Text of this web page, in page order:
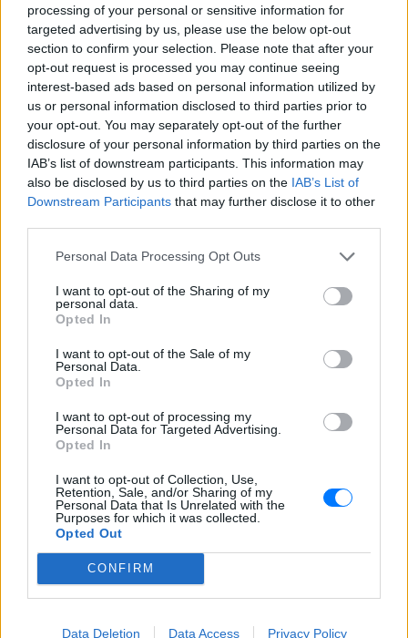
processing of your personal or sensitive information for
targeted advertising by us, please use the below opt-out
section to confirm your selection. Please note that after your
opt-out request is processed you may continue seeing
interest-based ads based on personal information utilized by
us or personal information disclosed to third parties prior to
your opt-out. You may separately opt-out of the further
disclosure of your personal information by third parties on the
IAB’s list of downstream participants. This information may
also be disclosed by us to third parties on the IAB’s List of
Downstream Participants that may further disclose it to other
Personal Data Processing Opt Outs
I want to opt-out of the Sharing of my
personal data.
Opted In
I want to opt-out of the Sale of my
Personal Data.
Opted In
I want to opt-out of processing my
Personal Data for Targeted Advertising.
Opted In
I want to opt-out of Collection, Use,
Retention, Sale, and/or Sharing of my
Personal Data that Is Unrelated with the
Purposes for which it was collected.
Opted Out
CONFIRM
Data Deletion Data Access Privacy Policy
ΔΙΑΦΗΜΙΣΗ
Ακολουθήστε το E-Radio.gr στο
Google News
και μάθετε πρώτοι
Εσύ μπήκες στο E-Daily.gr; Τα νέα της ημέρας
και ότι σου κάνει κλικ!
Ακολουθήστε το E-Radio.gr και στο Instagram
ΔΙΑΦΗΜΙΣΗ